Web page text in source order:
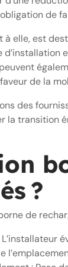
de
à elle, est
de la
des
la transition
?
de